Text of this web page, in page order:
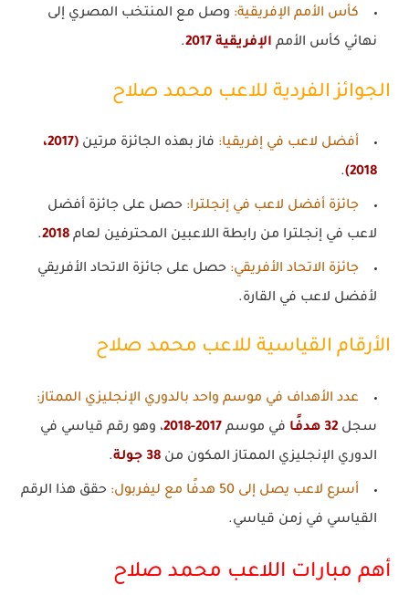
كأس الأمم الإفريقية: وصل مع المنتخب المصري إلى
نهائي كأس الأمم الإفريقية 2017 .
الجوائز الفردية للاعب محمد صلاح
أفضل لاعب في إفريقيا: فاز بهذه الجائزة مرتين
(2017،
2018)
.
جائزة أفضل لاعب في إنجلترا: حصل على جائزة أفضل
لاعب في إنجلترا من رابطة اللاعبين المحترفين لعام 2018
.
جائزة الاتحاد الأفريقي: حصل على جائزة الاتحاد الأفريقي
لأفضل لاعب في القارة.
الأرقام القياسية للاعب محمد صلاح
عدد الأهداف في موسم واحد بالدوري الإنجليزي الممتاز:
سجل
في موسم 2017-2018
، وهو رقم قياسي في
الدوري الإنجليزي الممتاز المكون من 38 جولة .
أسرع لاعب يصل إلى 50 هدفًا مع ليفربول : حقق هذا الرقم
القياسي في زمن قياسي.
أهم مبارات اللاعب محمد صلاح